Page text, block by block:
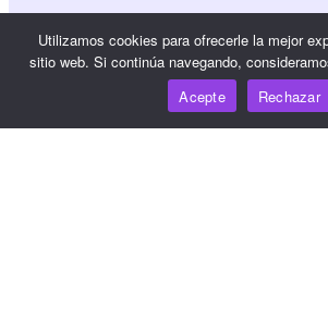
Recursos
Centro de conocimiento
Utilizamos cookies para ofrecerle la mejor
sitio web. Si continúa navegando,
Acepte
Rechazar